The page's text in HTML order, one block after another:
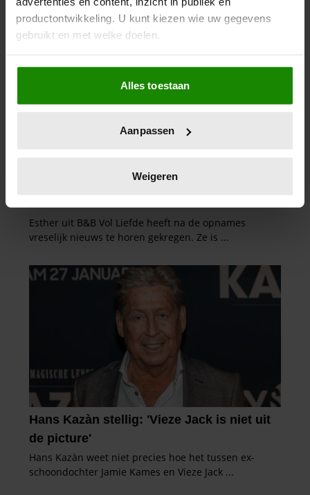
productontwikkeling. U kunt kiezen wie uw gegevens
gebruikt en met welke doelen.
Als u het toestaat, willen we ook graag:
Informatie verzamelen over uw geografische
locatie, die tot een paar meter nauwkeurig kan zijn
scannen op specifieke eigenschappen (fingerprinting)
verwerkt en stel uw voorkeuren in het
intrekken in de Cookieverklaring.
We gebruiken cookies om content en advertenties te
en om ons websiteverkeer te analyseren. Ook delen we
informatie over uw gebruik van onze site met onze
partners voor social media, adverteren en analyse. Deze
partners kunnen deze gegevens combineren met andere
informatie die u aan ze heeft verstrekt of die ze hebben
verzameld op basis van uw gebruik van hun services. U
gaat akkoord met onze cookies als u onze website blijft
Alles toestaan
Aanpassen
Weigeren